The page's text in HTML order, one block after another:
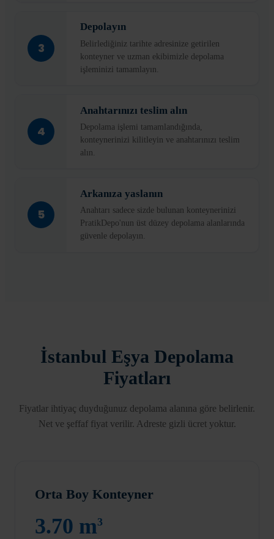
3
Depolayın
Belirlediğiniz tarihte adresinize getirilen
konteyner ve uzman ekibimizle depolama
işleminizi tamamlayın.
4
Anahtarınızı teslim alın
Depolama işlemi tamamlandığında,
konteynerinizi kilitleyin ve anahtarınızı teslim
alın.
5
Arkanıza yaslanın
Anahtarı sadece sizde bulunan konteynerinizi
PratikDepo'nun üst düzey depolama alanlarında
güvenle depolayın.
İstanbul Eşya Depolama
Fiyatları
Fiyatlar ihtiyaç duyduğunuz depolama alanına göre belirlenir.
Net ve şeffaf fiyat verilir. Adreste gizli ücret yoktur.
Orta Boy Konteyner
3.70 m3